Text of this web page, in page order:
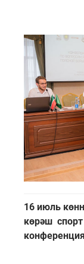
16 июль
көрәш